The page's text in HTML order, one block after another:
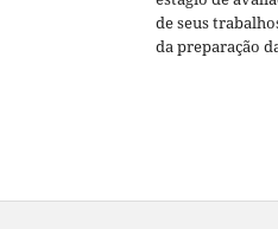
de seus
da preparação